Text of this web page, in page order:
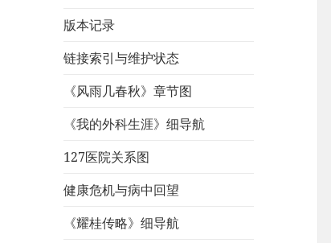
版本记录
链接索引与维护状态
《风雨几春秋》章节图
《我的外科生涯》细导航
127医院关系图
健康危机与病中回望
《耀桂传略》细导航